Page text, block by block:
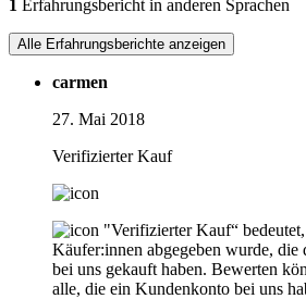
1 Erfahrungsbericht in anderen Sprachen
Alle Erfahrungsberichte anzeigen
carmen
27. Mai 2018
Verifizierter Kauf
"Verifizierter Kauf“
Käufer:innen abgegeben wurde, die
bei uns gekauft haben. Bewerten
alle, die ein Kundenkonto bei uns